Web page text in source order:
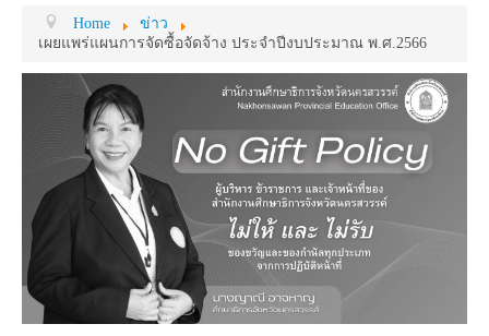
หน่วยงานภายใน
MY OFFICE
ดาวน์โหลด
กระดาน ถาม-ตอบ
ข้อมูลการติดต่อ
Home
ข่าว
เผยแพร่แผนการจัดซื้อจัดจ้าง ประจำปีงบประมาณ พ.ศ.2566